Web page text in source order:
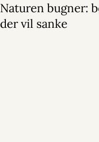
Naturen bugner:
der vil sanke